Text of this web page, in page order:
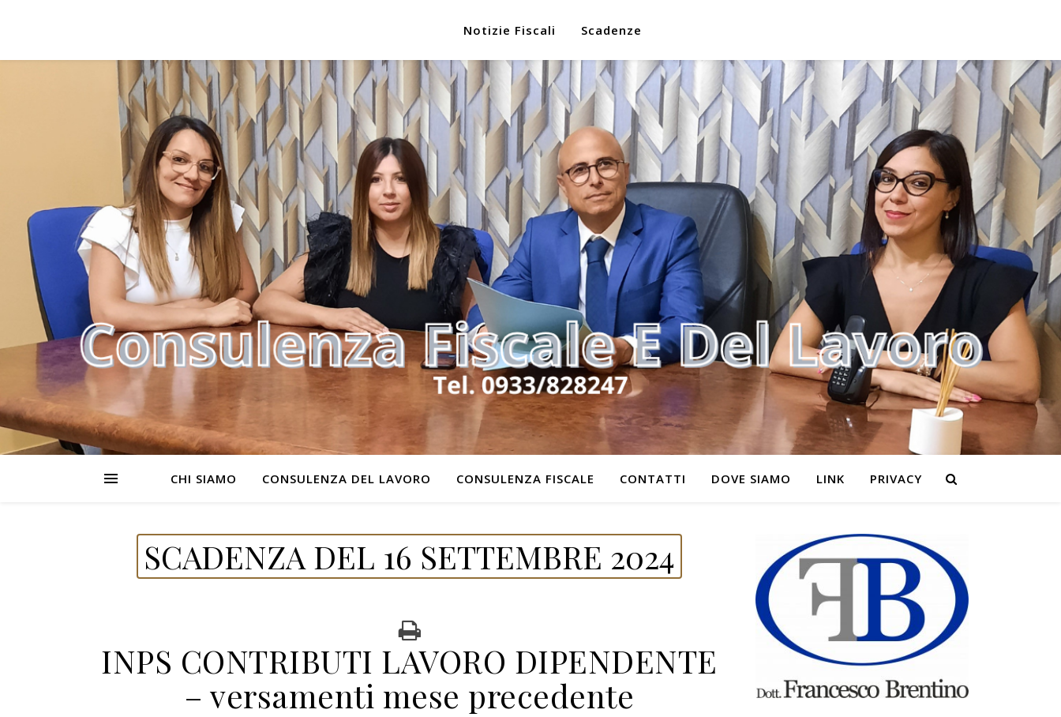
Notizie Fiscali Scadenze
CHI SIAMO CONSULENZA DEL LAVORO CONSULENZA FISCALE CONTATTI DOVE SIAMO LINK PRIVACY
SCADENZA DEL 16 SETTEMBRE 2024
INPS CONTRIBUTI LAVORO DIPENDENTE
– versamenti mese precedente